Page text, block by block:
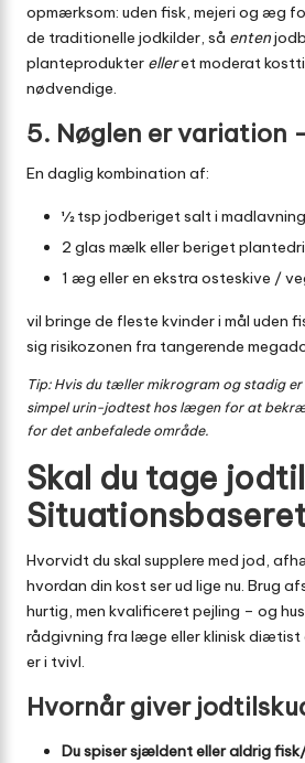
opmærksom: uden fisk, mejeri og æg
de traditionelle jodkilder, så enten
planteprodukter elleret moderat
nødvendige.
5. Nøglen er variation
En daglig kombination af:
½ tsp jodberiget salt i madlavning
2 glas mælk eller beriget
1 æg eller en ekstra osteskive /
vil bringe de fleste kvinder i mål uden
sig risikozonen fra tangerende
Tip: Hvis du tæller mikrogram og stadig
simpel urin-jodtest hos lægen for at
for det anbefalede område.
Skal du tage
Hvorvidt du skal supplere med jod,
hvordan din kost ser ud lige nu. Brug
hurtig, men kvalificeret pejling – og
rådgivning fra læge eller klinisk diætist
er i tvivl.
Hvornår giver
Du spiser sjældent eller aldrig